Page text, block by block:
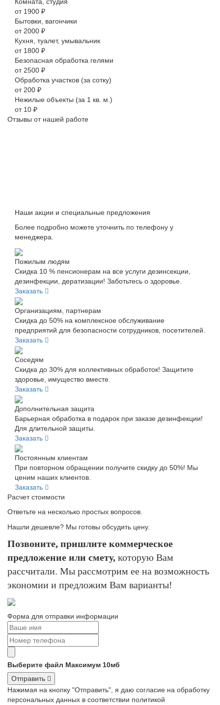
от 1900 ₽
Бытовки, вагончики
от 2000 ₽
Кухня, туалет, умывальник
от 1800 ₽
Безопасная обработка гелями
от 2500 ₽
Обработка участков (за сотку)
от 200 ₽
Нежилые объекты (за 1 кв. м.)
от 10 ₽
Отзывы от нашей работе
Наши акции и специальные предложения
Более подробно можете уточнить по телефону у
менеджера.
Пожилым людям
Скидка 10 % пенсионерам на все услуги дезинсекции,
дезинфекции, дератизации! Заботьтесь о здоровье.
Заказать
Организациям, партнерам
Скидка до 50% на комплексное обслуживание
предприятий для безопасности сотрудников, посетителей.
Заказать
Соседям
Скидка до 30% для коллективных обработок! Защитите
здоровье, имущество вместе.
Заказать
Дополнительная защита
Барьерная обработка в подарок при заказе дезинфекции!
Для длительной защиты.
Заказать
Постоянным клиентам
При повторном обращении получите скидку до 50%! Мы
ценим наших клиентов.
Заказать
Расчет стоимости
Ответьте на несколько простых вопросов.
Нашли дешевле? Мы готовы обсудить цену.
Позвоните, пришлите коммерческое
предложение или смету, которую Вам
рассчитали. Мы рассмотрим ее на возможность
экономии и предложим Вам варианты!
Форма для отправки информации
Выберите файл Максимум 10мб
Отправить
Нажимая на кнопку "Отправить", я даю согласие на обработку
персональных данных в соответствии политикой